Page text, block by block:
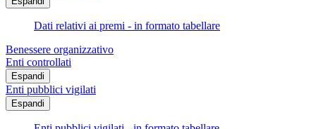
Dati relativi ai premi - in formato tabellare
Benessere organizzativo
Enti controllati
Espandi
Enti pubblici vigilati
Espandi